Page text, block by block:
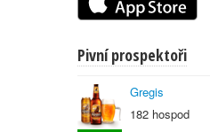
Pivní prospektoři
Gregis
182 hospod